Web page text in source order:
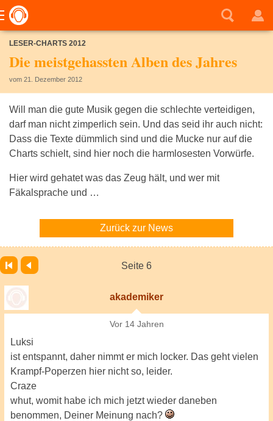
LESER-CHARTS 2012
Die meistgehassten Alben des Jahres
vom 21. Dezember 2012
Will man die gute Musik gegen die schlechte verteidigen,
darf man nicht zimperlich sein. Und das seid ihr auch nicht:
Dass die Texte dümmlich sind und die Mucke nur auf die
Charts schielt, sind hier noch die harmlosesten Vorwürfe.
Hier wird gehatet was das Zeug hält, und wer mit
Fäkalsprache und …
Zurück zur News
Seite 6
akademiker
Vor 14 Jahren
Luksi
ist entspannt, daher nimmt er mich locker. Das geht vielen
Krampf-Poperzen hier nicht so, leider.
Craze
whut, womit habe ich mich jetzt wieder daneben
benommen, Deiner Meinung nach?